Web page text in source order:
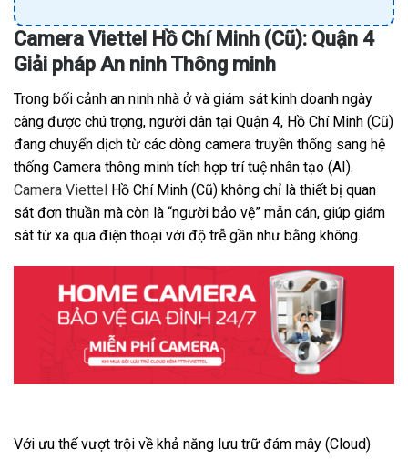
Camera Viettel Hồ Chí Minh (Cũ): Quận 4
Giải pháp An ninh Thông minh
Trong bối cảnh an ninh nhà ở và giám sát kinh doanh ngày
càng được chú trọng, người dân tại Quận 4, Hồ Chí Minh (Cũ)
đang chuyển dịch từ các dòng camera truyền thống sang hệ
thống Camera thông minh tích hợp trí tuệ nhân tạo (AI).
Camera Viettel Hồ Chí Minh (Cũ) không chỉ là thiết bị quan
sát đơn thuần mà còn là “người bảo vệ” mẫn cán, giúp giám
sát từ xa qua điện thoại với độ trễ gần như bằng không.
Với ưu thế vượt trội về khả năng lưu trữ đám mây (Cloud)